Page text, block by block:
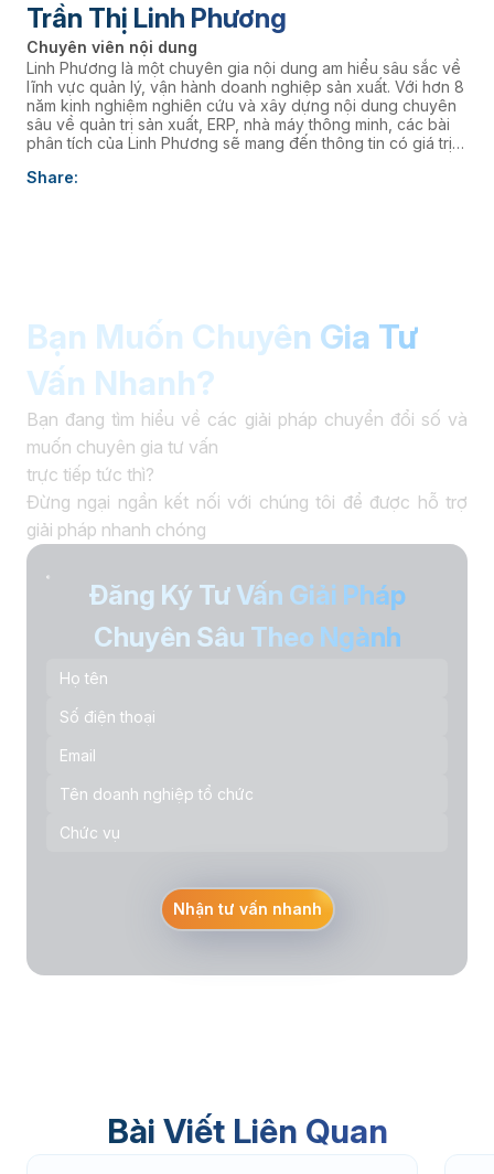
Trần Thị Linh Phương
Chuyên viên nội dung
Linh Phương là một chuyên gia nội dung am hiểu sâu sắc về
lĩnh vực quản lý, vận hành doanh nghiệp sản xuất. Với hơn 8
năm kinh nghiệm nghiên cứu và xây dựng nội dung chuyên
sâu về quản trị sản xuất, ERP, nhà máy thông minh, các bài
phân tích của Linh Phương sẽ mang đến thông tin có giá trị
thúc đẩy chuyển đổi số. âaaa
Share:
Bạn Muốn Chuyên Gia Tư
Vấn Nhanh?
Bạn đang tìm hiểu về các giải pháp chuyển đổi số và
muốn chuyên gia tư vấn
trực tiếp tức thì?
Đừng ngại ngần kết nối với chúng tôi để được hỗ trợ
giải pháp nhanh chóng
Đăng Ký Tư Vấn Giải Pháp
Chuyên Sâu Theo Ngành
Nhận tư vấn nhanh
Bài Viết Liên Quan